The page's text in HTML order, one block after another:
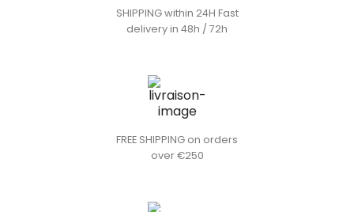
SHIPPING within 24H Fast
delivery in 48h / 72h
FREE SHIPPING on orders
over €250